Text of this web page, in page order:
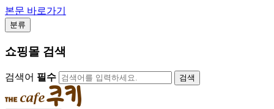
본문 바로가기
분류
쇼핑몰 검색
검색어 필수 검색